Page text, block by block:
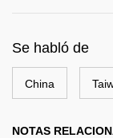
Se habló de
China
NOTAS